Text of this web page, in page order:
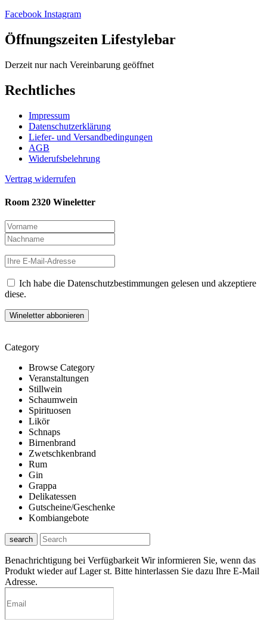
Facebook Instagram
Öffnungszeiten Lifestylebar
Derzeit nur nach Vereinbarung geöffnet
Rechtliches
Impressum
Datenschutzerklärung
Liefer- und Versandbedingungen
AGB
Widerufsbelehrung
Vertrag widerrufen
Room 2320 Wineletter
Ich habe die Datenschutzbestimmungen gelesen und akzeptiere
diese.
Category
Browse Category
Veranstaltungen
Stillwein
Schaumwein
Spirituosen
Likör
Schnaps
Birnenbrand
Zwetschkenbrand
Rum
Gin
Grappa
Delikatessen
Gutscheine/Geschenke
Kombiangebote
search
Benachrichtigung bei Verfügbarkeit Wir informieren Sie, wenn das
Produkt wieder auf Lager st. Bitte hinterlassen Sie dazu Ihre E-Mail
Adresse.